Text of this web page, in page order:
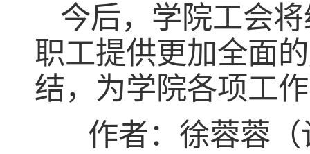
今后，学院工会
职工提供更加全面
结，为学院各项工
作者：徐蓉蓉